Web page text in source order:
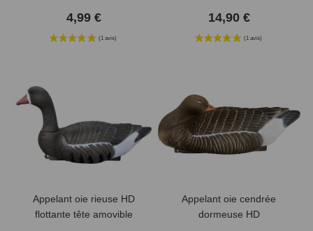
4,99 € 14,90 €
Appelant oie rieuse HD
flottante tête amovible
Appelant oie cendrée
dormeuse HD